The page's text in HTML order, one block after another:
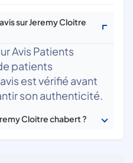
sur Jeremy Cloitre
Avis Patients
patients
est vérifié avant
son authenticité.
Cloitre chabert ?